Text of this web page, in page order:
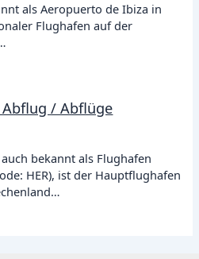
als Aeropuerto de Ibiza in
Flughafen auf der
/ Abflüge
bekannt als Flughafen
HER), ist der Hauptflughafen